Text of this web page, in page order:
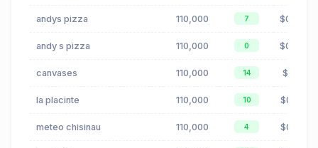
andys pizza 110,000 7 $0.04
andy s pizza 110,000 0 $0.04
canvases 110,000 14 $1.81
la placinte 110,000 10 $0.03
meteo chisinau 110,000 4 $0.00